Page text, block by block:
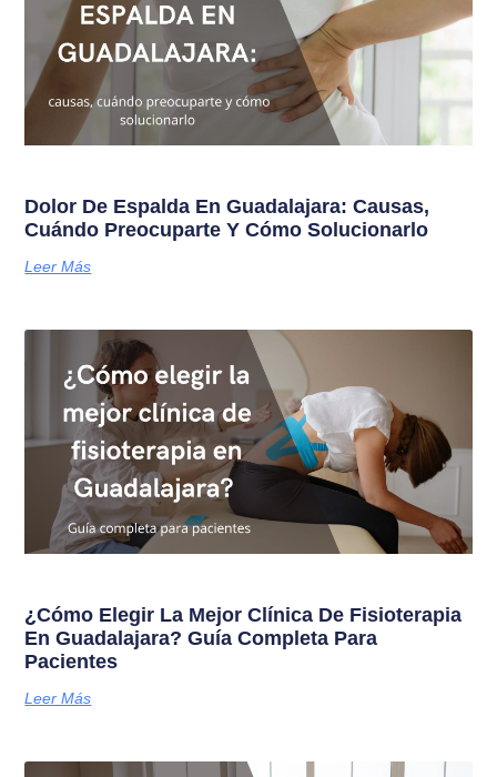
Dolor De Espalda En Guadalajara: Causas,
Cuándo Preocuparte Y Cómo Solucionarlo
Leer Más
¿Cómo Elegir La Mejor Clínica De Fisioterapia
En Guadalajara? Guía Completa Para
Pacientes
Leer Más